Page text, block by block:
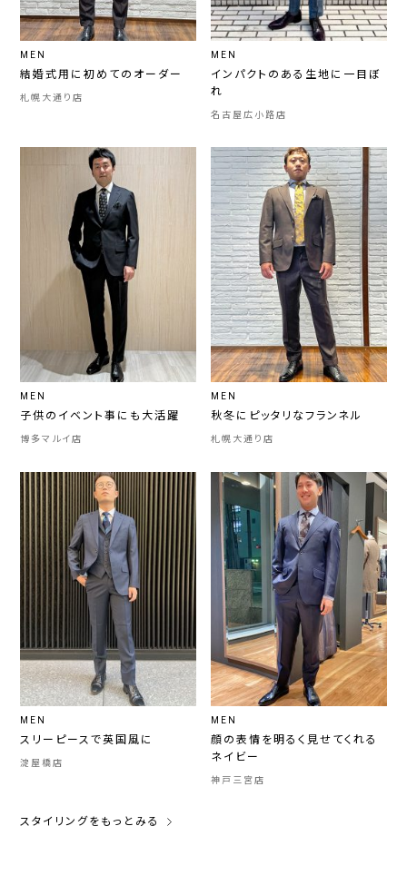
MEN
結婚式用に初めてのオーダー
札幌大通り店
MEN
インパクトのある生地に一目ぼ
れ
名古屋広小路店
MEN
子供のイベント事にも大活躍
博多マルイ店
MEN
秋冬にピッタリなフランネル
札幌大通り店
MEN
スリーピースで英国風に
淀屋橋店
MEN
顔の表情を明るく見せてくれる
ネイビー
神戸三宮店
スタイリングをもっとみる